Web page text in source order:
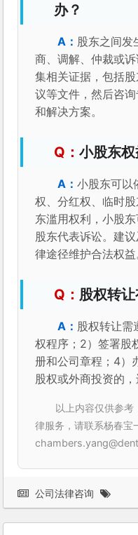
办？
股东之间发
商、调解、仲裁或
集相关证据，包括
议等文件，然后咨
和解决方案。
小股东
小股东可以
权、分红权、临时
东滥用权利，小股
股东代表诉讼。建
律途径维护合法权益
股权转
股权转让需
权程序；2）签署股
册和公司章程；4）
股权或外商投资的，
以上内容仅供参考
律服务，请联系杨春宝
公司法律咨询